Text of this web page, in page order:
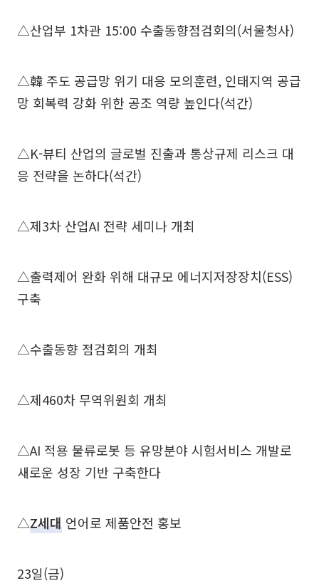
△산업부 1차관 15:00 수출동향점검회의(서울청사)
△韓 주도 공급망 위기 대응 모의훈련, 인태지역 공급
망 회복력 강화 위한 공조 역량 높인다(석간)
△K-뷰티 산업의 글로벌 진출과 통상규제 리스크 대
응 전략을 논하다(석간)
△제3차 산업AI 전략 세미나 개최
△출력제어 완화 위해 대규모 에너지저장장치(ESS)
구축
△수출동향 점검회의 개최
△제460차 무역위원회 개최
△AI 적용 물류로봇 등 유망분야 시험서비스 개발로
새로운 성장 기반 구축한다
△Z세대 언어로 제품안전 홍보
23일(금)